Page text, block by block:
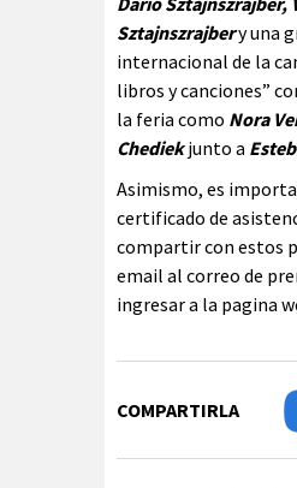
Sztajnszrajbery una
internacional de la
libros y canciones”
la feria como Nora
Chediekjunto a
Asimismo, es
certificado de
compartir con estos
email al correo de
ingresar a la pagina
COMPARTIRLA